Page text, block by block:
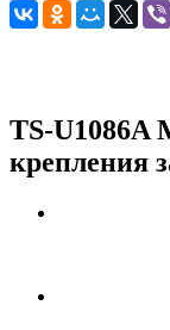
TS-U1086A
крепления